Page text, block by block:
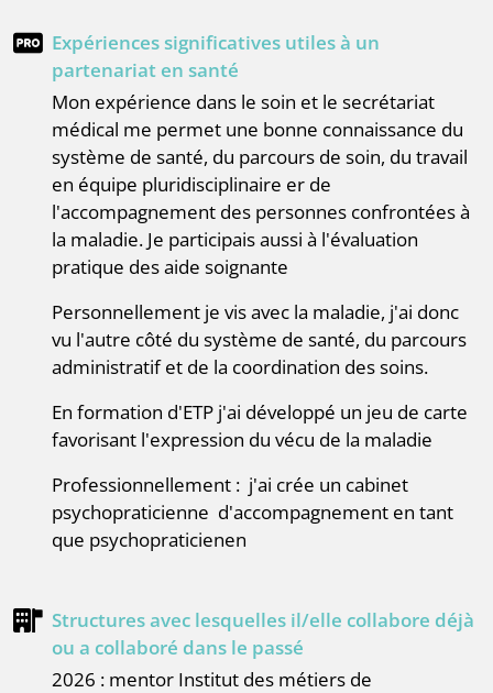
Expériences significatives utiles à un
partenariat en santé
mon expérience dans le soin et le secrétariat
médical me permet une bonne connaissance du
système de santé, du parcours de soin, du travail
en équipe pluridisciplinaire er de
l'accompagnement des personnes confrontées à
la maladie. Je participais aussi à l'évaluation
pratique des aide soignante
Personnellement je vis avec la maladie, j'ai donc
vu l'autre côté du système de santé, du parcours
administratif et de la coordination des soins.
En formation d'ETP j'ai développé un jeu de carte
favorisant l'expression du vécu de la maladie
professionnellement : j'ai crée un cabinet
psychopraticienne d'accompagnement en tant
que psychopraticienen
Structures avec lesquelles il/elle collabore déjà
ou a collaboré dans le passé
2026 : mentor Institut des métiers de